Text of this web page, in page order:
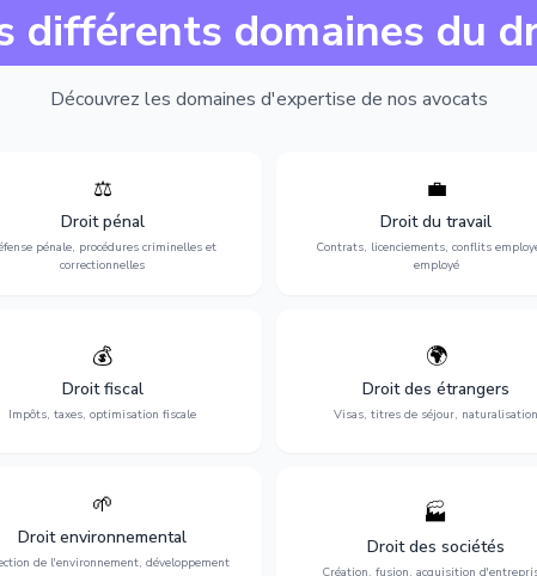
différents domaines du
Découvrez les domaines d'expertise de nos avocats
⚖️
Droit pénal
pénale, procédures criminelles et
correctionnelles
Expertise en matière pénale, de
en garde à vue jusqu'au
pour toute affaire correctionnelle
ou criminelle.
💼
Droit du travail
Contrats, licenciements, conflits
employé
Protection de vos droits au
contrats, licenciements,
discrimination et conflits avec
l'employeur.
💰
Droit fiscal
Impôts, taxes, optimisation fiscale
de votre situation fiscale :
contentieux, contrôles
fiscaux et planification.
🌍
Droit des étrangers
Visas, titres de séjour, naturalisation
Obtention de vos droits de séjour :
cartes de séjour, regroupement
naturalisation.
🌱
Droit environnemental
de l'environnement, développement
environnementale, litiges et
développement durable.
🏭
Droit des sociétés
Création, fusion, acquisition
Structuration de votre société :
fusion-acquisition, gouvernance
restructuration.